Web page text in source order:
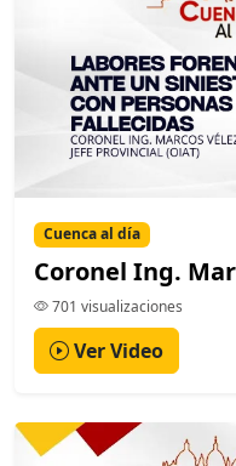
Cuenca al día
Coronel Ing.
701 visualizaciones
Ver Video